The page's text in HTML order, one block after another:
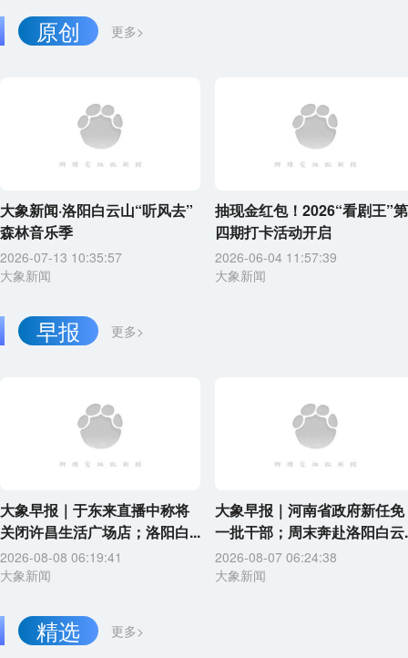
更多>
原创
大象新闻·洛阳白云山“听风去”
森林音乐季
2026-07-13 10:35:57
大象新闻
抽现金红包！2026“看剧王”第
四期打卡活动开启
2026-06-04 11:57:39
大象新闻
更多>
早报
大象早报｜于东来直播中称将
关闭许昌生活广场店；洛阳白...
2026-08-08 06:19:41
大象新闻
大象早报｜河南省政府新任免
一批干部；周末奔赴洛阳白云
2026-08-07 06:24:38
大象新闻
更多>
精选